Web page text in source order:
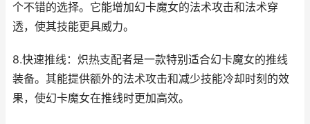
个不错的选择。它能增加幻卡魔女的法术攻击和法术穿
透，使其技能更具威力。
8.快速推线：炽热支配者是一款特别适合幻卡魔女的推线
装备。其能提供额外的法术攻击和减少技能冷却时刻的效
果，使幻卡魔女在推线时更加高效。